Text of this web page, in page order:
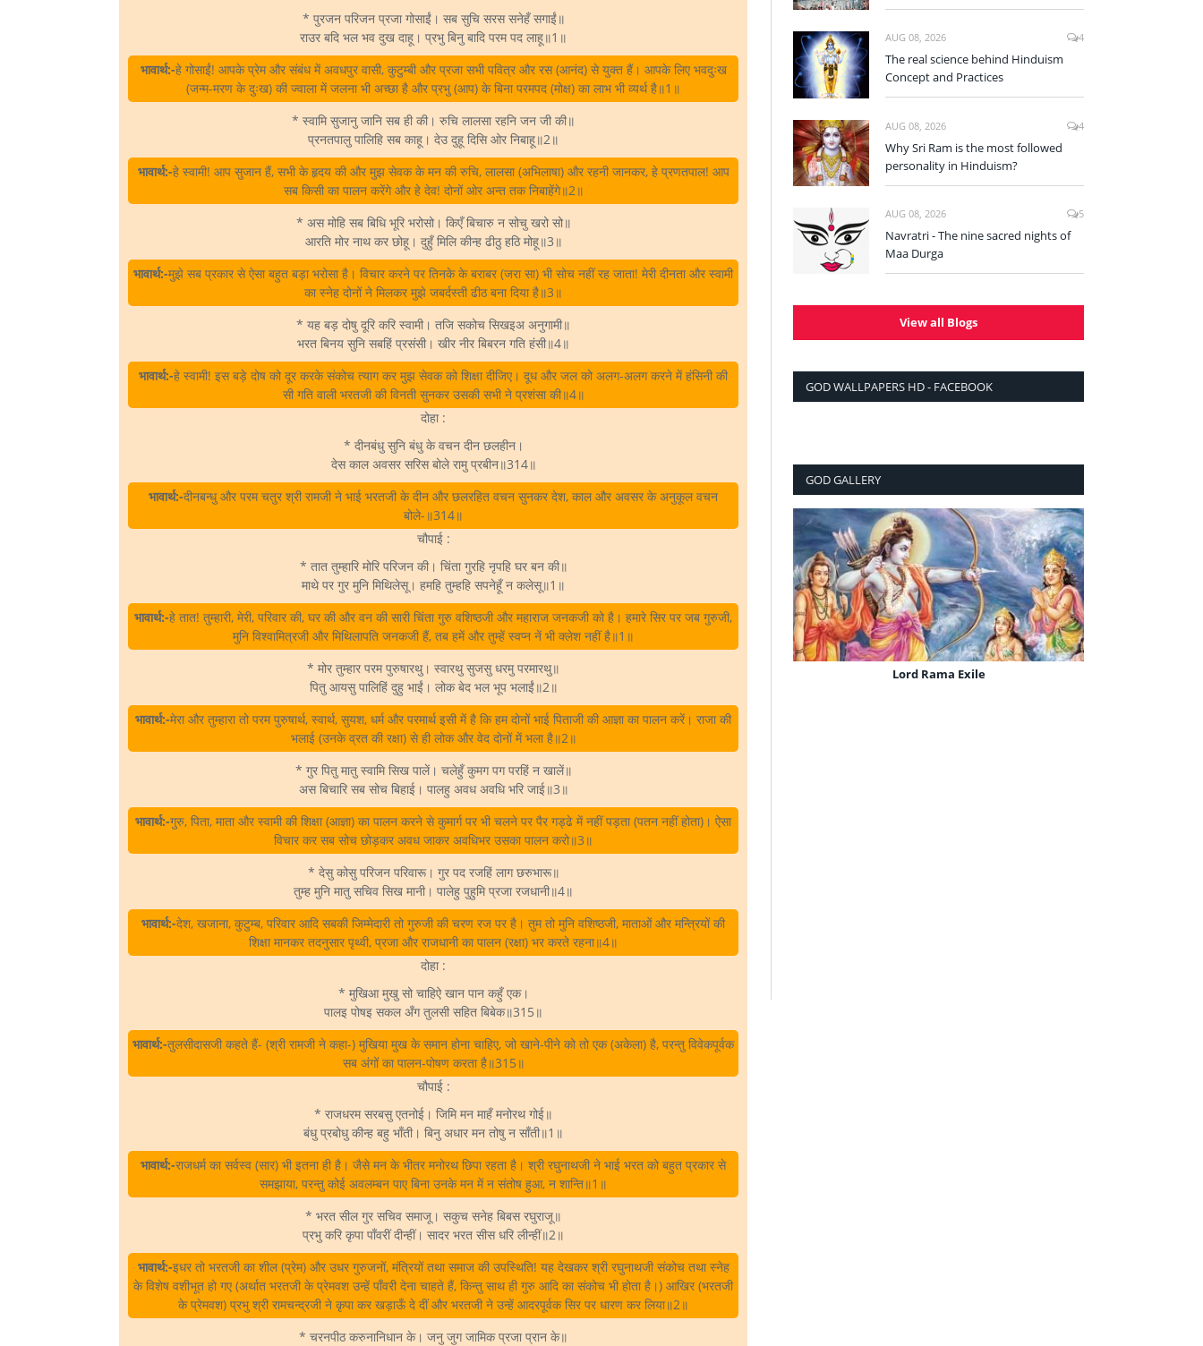
* पुरजन परिजन प्रजा गोसाईं। सब सुचि सरस सनेहँ सगाईं॥
राउर बदि भल भव दुख दाहू। प्रभु बिनु बादि परम पद लाहू॥1॥
भावार्थ:-हे गोसाईं! आपके प्रेम और संबंध में अवधपुर वासी, कुटुम्बी और प्रजा सभी पवित्र और रस (आनंद) से युक्त हैं। आपके लिए भवदुःख
(जन्म-मरण के दुःख) की ज्वाला में जलना भी अच्छा है और प्रभु (आप) के बिना परमपद (मोक्ष) का लाभ भी व्यर्थ है॥1॥
* स्वामि सुजानु जानि सब ही की। रुचि लालसा रहनि जन जी की॥
प्रनतपालु पालिहि सब काहू। देउ दुहू दिसि ओर निबाहू॥2॥
भावार्थ:-हे स्वामी! आप सुजान हैं, सभी के हृदय की और मुझ सेवक के मन की रुचि, लालसा (अभिलाषा) और रहनी जानकर, हे प्रणतपाल! आप
सब किसी का पालन करेंगे और हे देव! दोनों ओर अन्त तक निबाहेंगे॥2॥
* अस मोहि सब बिधि भूरि भरोसो। किएँ बिचारु न सोचु खरो सो॥
आरति मोर नाथ कर छोहू। दुहुँ मिलि कीन्ह ढीठु हठि मोहू॥3॥
भावार्थ:-मुझे सब प्रकार से ऐसा बहुत बड़ा भरोसा है। विचार करने पर तिनके के बराबर (जरा सा) भी सोच नहीं रह जाता! मेरी दीनता और स्वामी
का स्नेह दोनों ने मिलकर मुझे जबर्दस्ती ढीठ बना दिया है॥3॥
* यह बड़ दोषु दूरि करि स्वामी। तजि सकोच सिखइअ अनुगामी॥
भरत बिनय सुनि सबहिं प्रसंसी। खीर नीर बिबरन गति हंसी॥4॥
भावार्थ:-हे स्वामी! इस बड़े दोष को दूर करके संकोच त्याग कर मुझ सेवक को शिक्षा दीजिए। दूध और जल को अलग-अलग करने में हंसिनी की
सी गति वाली भरतजी की विनती सुनकर उसकी सभी ने प्रशंसा की॥4॥
दोहा :
* दीनबंधु सुनि बंधु के वचन दीन छलहीन।
देस काल अवसर सरिस बोले रामु प्रबीन॥314॥
भावार्थ:-दीनबन्धु और परम चतुर श्री रामजी ने भाई भरतजी के दीन और छलरहित वचन सुनकर देश, काल और अवसर के अनुकूल वचन
बोले-॥314॥
चौपाई :
* तात तुम्हारि मोरि परिजन की। चिंता गुरहि नृपहि घर बन की॥
माथे पर गुर मुनि मिथिलेसू। हमहि तुम्हहि सपनेहूँ न कलेसू॥1॥
भावार्थ:-हे तात! तुम्हारी, मेरी, परिवार की, घर की और वन की सारी चिंता गुरु वशिष्ठजी और महाराज जनकजी को है। हमारे सिर पर जब गुरुजी,
मुनि विश्वामित्रजी और मिथिलापति जनकजी हैं, तब हमें और तुम्हें स्वप्न नें भी क्लेश नहीं है॥1॥
* मोर तुम्हार परम पुरुषारथु। स्वारथु सुजसु धरमु परमारथु॥
पितु आयसु पालिहिं दुहु भाईं। लोक बेद भल भूप भलाईं॥2॥
भावार्थ:-मेरा और तुम्हारा तो परम पुरुषार्थ, स्वार्थ, सुयश, धर्म और परमार्थ इसी में है कि हम दोनों भाई पिताजी की आज्ञा का पालन करें। राजा की
भलाई (उनके व्रत की रक्षा) से ही लोक और वेद दोनों में भला है॥2॥
* गुर पितु मातु स्वामि सिख पालें। चलेहुँ कुमग पग परहिं न खालें॥
अस बिचारि सब सोच बिहाई। पालहु अवध अवधि भरि जाई॥3॥
भावार्थ:-गुरु, पिता, माता और स्वामी की शिक्षा (आज्ञा) का पालन करने से कुमार्ग पर भी चलने पर पैर गड्ढे में नहीं पड़ता (पतन नहीं होता)। ऐसा
विचार कर सब सोच छोड़कर अवध जाकर अवधिभर उसका पालन करो॥3॥
* देसु कोसु परिजन परिवारू। गुर पद रजहिं लाग छरुभारू॥
तुम्ह मुनि मातु सचिव सिख मानी। पालेहु पुहुमि प्रजा रजधानी॥4॥
भावार्थ:-देश, खजाना, कुटुम्ब, परिवार आदि सबकी जिम्मेदारी तो गुरुजी की चरण रज पर है। तुम तो मुनि वशिष्ठजी, माताओं और मन्त्रियों की
शिक्षा मानकर तदनुसार पृथ्वी, प्रजा और राजधानी का पालन (रक्षा) भर करते रहना॥4॥
दोहा :
* मुखिआ मुखु सो चाहिऐ खान पान कहुँ एक।
पालइ पोषइ सकल अँग तुलसी सहित बिबेक॥315॥
भावार्थ:-तुलसीदासजी कहते हैं- (श्री रामजी ने कहा-) मुखिया मुख के समान होना चाहिए, जो खाने-पीने को तो एक (अकेला) है, परन्तु विवेकपूर्वक
सब अंगों का पालन-पोषण करता है॥315॥
चौपाई :
* राजधरम सरबसु एतनोई। जिमि मन माहँ मनोरथ गोई॥
बंधु प्रबोधु कीन्ह बहु भाँती। बिनु अधार मन तोषु न साँती॥1॥
भावार्थ:-राजधर्म का सर्वस्व (सार) भी इतना ही है। जैसे मन के भीतर मनोरथ छिपा रहता है। श्री रघुनाथजी ने भाई भरत को बहुत प्रकार से
समझाया, परन्तु कोई अवलम्बन पाए बिना उनके मन में न संतोष हुआ, न शान्ति॥1॥
* भरत सील गुर सचिव समाजू। सकुच सनेह बिबस रघुराजू॥
प्रभु करि कृपा पाँवरीं दीन्हीं। सादर भरत सीस धरि लीन्हीं॥2॥
भावार्थ:-इधर तो भरतजी का शील (प्रेम) और उधर गुरुजनों, मंत्रियों तथा समाज की उपस्थिति! यह देखकर श्री रघुनाथजी संकोच तथा स्नेह
के विशेष वशीभूत हो गए (अर्थात भरतजी के प्रेमवश उन्हें पाँवरी देना चाहते हैं, किन्तु साथ ही गुरु आदि का संकोच भी होता है।) आखिर (भरतजी
के प्रेमवश) प्रभु श्री रामचन्द्रजी ने कृपा कर खड़ाऊँ दे दीं और भरतजी ने उन्हें आदरपूर्वक सिर पर धारण कर लिया॥2॥
* चरनपीठ करुनानिधान के। जनु जुग जामिक प्रजा प्रान के॥
AUG 08, 2026 4
The real science behind Hinduism
Concept and Practices
AUG 08, 2026 4
Why Sri Ram is the most followed
personality in Hinduism?
AUG 08, 2026 5
Navratri - The nine sacred nights of
Maa Durga
View all Blogs
GOD WALLPAPERS HD - FACEBOOK
GOD GALLERY
Sri Ram Jai Ram Jai Jai Ram
Lord Rama Exile